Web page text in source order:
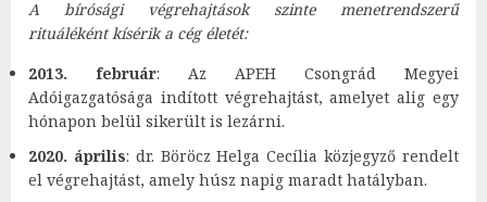
A bírósági végrehajtások szinte menetrendszerű
rituáléként kísérik a cég életét:
2013. február: Az APEH Csongrád Megyei
Adóigazgatósága indított végrehajtást, amelyet alig egy
hónapon belül sikerült is lezárni.
2020. április: dr. Böröcz Helga Cecília közjegyző rendelt
el végrehajtást, amely húsz napig maradt hatályban.